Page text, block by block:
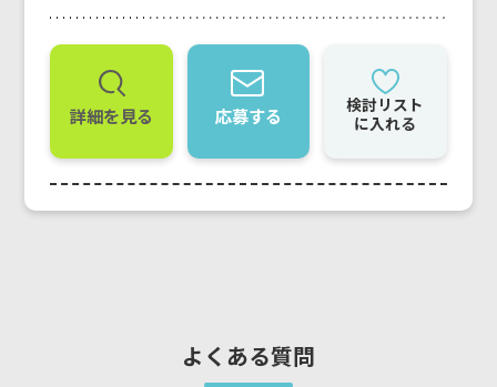
詳細を見る 応募する
検討リスト
に入れる
よくある質問